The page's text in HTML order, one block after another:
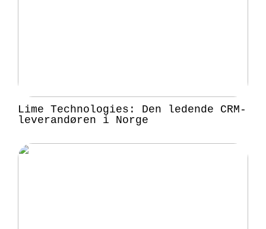
Lime Technologies: Den ledende CRM-
leverandøren i Norge